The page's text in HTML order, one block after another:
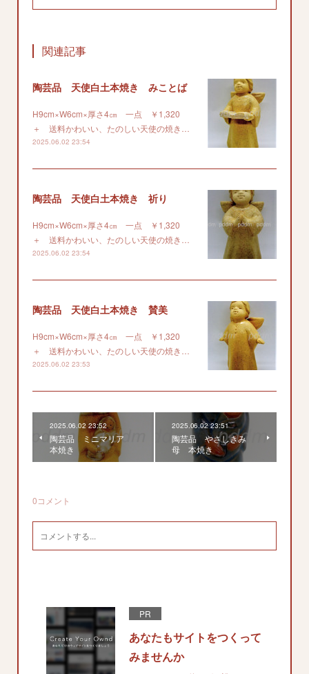
関連記事
陶芸品 天使白土本焼き みことば
H9cm×W6cm×厚さ4㎝ 一点 ￥1,320
＋ 送料かわいい、たのしい天使の焼き…
2025.06.02 23:54
陶芸品 天使白土本焼き 祈り
H9cm×W6cm×厚さ4㎝ 一点 ￥1,320
＋ 送料かわいい、たのしい天使の焼き…
2025.06.02 23:54
陶芸品 天使白土本焼き 賛美
H9cm×W6cm×厚さ4㎝ 一点 ￥1,320
＋ 送料かわいい、たのしい天使の焼き…
2025.06.02 23:53
2025.06.02 23:52
陶芸品 ミニマリア
本焼き
2025.06.02 23:51
陶芸品 やさしきみ
母 本焼き
0コメント
PR
あなたもサイトをつくって
みませんか